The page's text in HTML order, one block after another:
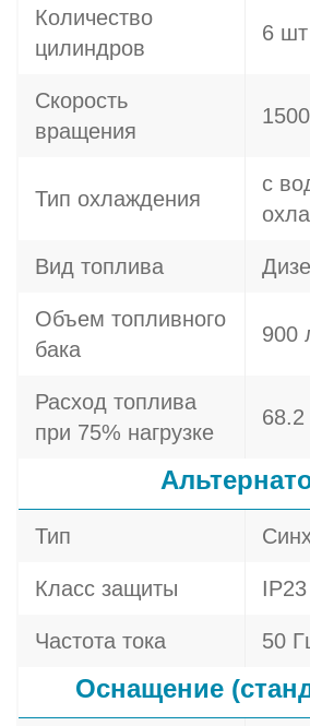
Количество
цилиндров
6 шт
Скорость
вращения
Тип охлаждения
с
Вид топлива
Объем топливного
бака
900
Расход топлива
при 75% нагрузке
68.2
Тип
Класс защиты IP23
Частота тока 50
Оснащение